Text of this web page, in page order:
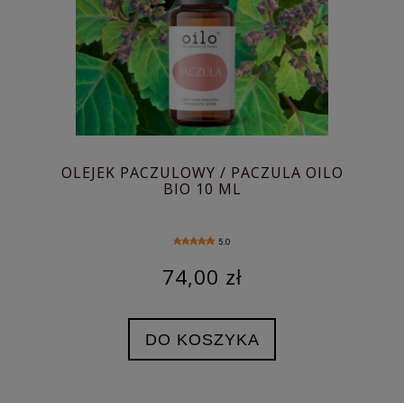
OLEJEK PACZULOWY / PACZULA OILO
BIO 10 ML
5.0
74,00 zł
DO KOSZYKA